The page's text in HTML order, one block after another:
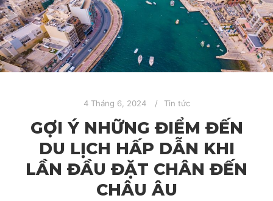
4 Tháng 6, 2024 Tin tức
GỢI Ý NHỮNG ĐIỂM ĐẾN
DU LỊCH HẤP DẪN KHI
LẦN ĐẦU ĐẶT CHÂN ĐẾN
CHÂU ÂU